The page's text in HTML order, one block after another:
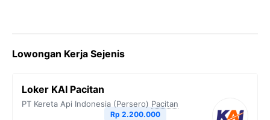
Lowongan Kerja Sejenis
Loker KAI Pacitan
PT Kereta Api Indonesia (Persero) Pacitan
Rp 2.200.000